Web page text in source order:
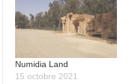
Numidia Land
15 octobre 2021